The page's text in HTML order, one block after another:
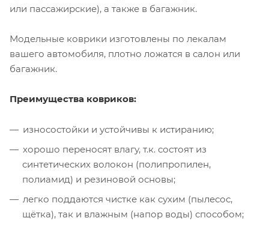
или пассажирские), а также в багажник.
Модельные коврики изготовлены по лекалам
вашего автомобиля, плотно ложатся в салон или
багажник.
Преимущества ковриков:
износостойки и устойчивы к истиранию;
хорошо переносят влагу, т.к. состоят из
синтетических волокон (полипропилен,
полиамид) и резиновой основы;
легко поддаются чистке как сухим (пылесос,
щётка), так и влажным (напор воды) способом;